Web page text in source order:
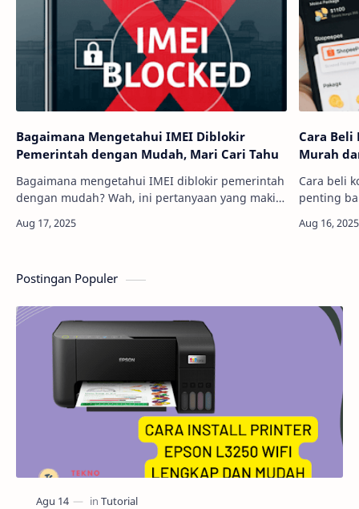
Bagaimana Mengetahui IMEI Diblokir
Pemerintah dengan Mudah, Mari Cari Tahu
Bagaimana mengetahui IMEI diblokir pemerintah
dengan mudah? Wah, ini pertanyaan yang makin
sering beli HP dari luar negeri atau second.…
Cara Beli
Murah
Cara beli
penting
hemat. Di
Postingan Populer